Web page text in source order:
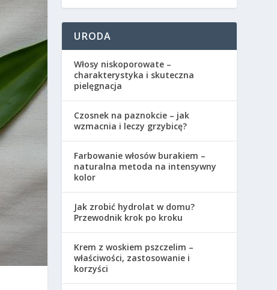
URODA
Włosy niskoporowate –
charakterystyka i skuteczna
pielęgnacja
Czosnek na paznokcie – jak
wzmacnia i leczy grzybicę?
Farbowanie włosów burakiem –
naturalna metoda na intensywny
kolor
Jak zrobić hydrolat w domu?
Przewodnik krok po kroku
Krem z woskiem pszczelim –
właściwości, zastosowanie i
korzyści